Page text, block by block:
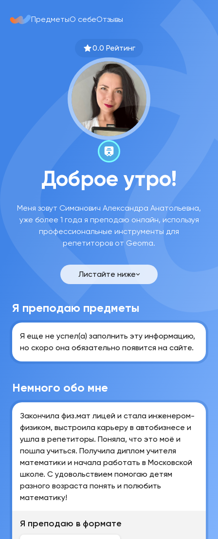
ПредметыО себеОтзывы
0.0 Рейтинг
Доброе утро!
Меня зовут Симанович Александра Анатольевна,
уже более 1 года я преподаю онлайн, используя
профессиональные инструменты для
репетиторов от Geoma.
Листайте ниже
Александра
Связаться
Я преподаю предметы
Я еще не успел(а) заполнить эту информацию,
но скоро она обязательно появится на сайте.
Немного обо мне
Закончила физ.мат лицей и стала инженером-
физиком, выстроила карьеру в автобизнесе и
ушла в репетиторы. Поняла, что это моё и
пошла учиться. Получила диплом учителя
математики и начала работать в Московской
школе. С удовольствием помогаю детям
разного возраста понять и полюбить
математику!
Я преподаю в формате